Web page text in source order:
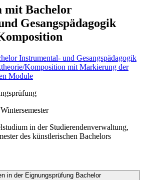
mit Bachelor
Gesangspädagogik
Instrumental- und Gesangspädagogik
Komposition mit Markierung der
Module
in der Studierendenverwaltung,
des künstlerischen Bachelors
allseits gebildete
in der Eignungsprüfung Bachelor